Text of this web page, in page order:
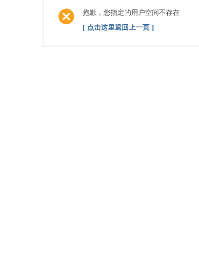
抱歉，您指定的用户空间不存在
[ 点击这里返回上一页 ]